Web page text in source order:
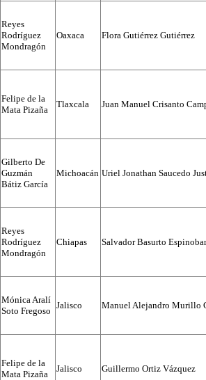
Reyes
Rodríguez
Mondragón
Oaxaca Flora Gutiérrez Gutiérrez
Felipe de la
Mata Pizaña
Tlaxcala Juan Manuel Crisanto
Gilberto De
Guzmán
Bátiz García
Michoacán Uriel Jonathan Saucedo
Reyes
Rodríguez
Mondragón
Chiapas Salvador Basurto
Mónica Aralí
Soto Fregoso
Jalisco Manuel Alejandro Murillo
Felipe de la
Mata Pizaña
Jalisco Guillermo Ortiz Vázquez